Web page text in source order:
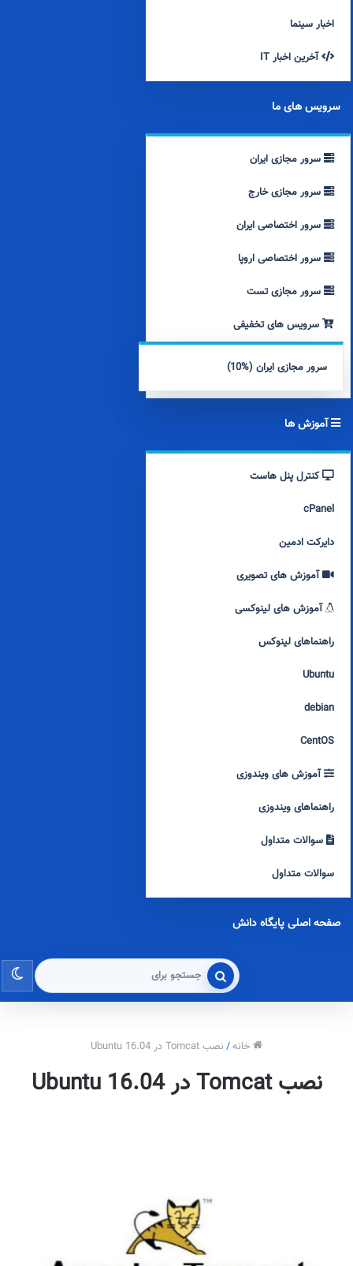
اخبار سینما
آخرین اخبار IT
سرویس های ما
سرور مجازی ایران
سرور مجازی خارج
سرور اختصاصی ایران
سرور اختصاصی اروپا
سرور مجازی تست
سرویس های تخفیفی
سرور مجازی ایران (%10)
آموزش ها
کنترل پنل هاست
cPanel
دایرکت ادمین
آموزش های تصویری
آموزش های لینوکسی
راهنماهای لینوکس
Ubuntu
debian
CentOS
آموزش های ویندوزی
راهنماهای ویندوزی
سوالات متداول
سوالات متداول
صفحه اصلی پایگاه دانش
جستجو
برای
خانه/ نصب Tomcat در Ubuntu 16.04
نصب Tomcat در Ubuntu 16.04